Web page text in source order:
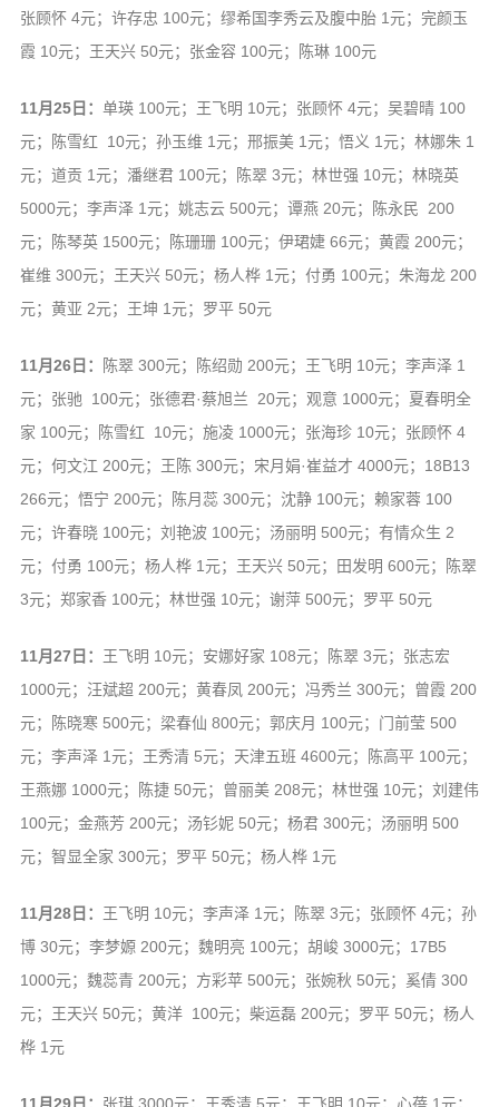
张顾怀 4元；许存忠 100元；缪希国李秀云及腹中胎 1元；完颜玉
霞 10元；王天兴 50元；张金容 100元；陈琳 100元
11月25日： 单瑛 100元；王飞明 10元；张顾怀 4元；吴碧晴 100
元；陈雪红 10元；孙玉维 1元；邢振美 1元；悟义 1元；林娜朱 1
元；道贡 1元；潘继君 100元；陈翠 3元；林世强 10元；林晓英
5000元；李声泽 1元；姚志云 500元；谭燕 20元；陈永民 200
元；陈琴英 1500元；陈珊珊 100元；伊珺婕 66元；黄霞 200元；
崔维 300元；王天兴 50元；杨人桦 1元；付勇 100元；朱海龙 200
元；黄亚 2元；王坤 1元；罗平 50元
11月26日：
陈翠 300元；陈绍勋 200元；王飞明 10元；李声泽 1
元；张驰 100元；张德君·蔡旭兰 20元；观意 1000元；夏春明全
家 100元；陈雪红 10元；施凌 1000元；张海珍 10元；张顾怀 4
元；何文江 200元；王陈 300元；宋月娟·崔益才 4000元；18B13
266元；悟宁 200元；陈月蕊 300元；沈静 100元；赖家蓉 100
元；许春晓 100元；刘艳波 100元；汤丽明 500元；有情众生 2
元；付勇 100元；杨人桦 1元；王天兴 50元；田发明 600元；陈翠
3元；郑家香 100元；林世强 10元；谢萍 500元；罗平 50元
11月27日： 王飞明 10元；安娜好家 108元；陈翠 3元；张志宏
1000元；汪斌超 200元；黄春凤 200元；冯秀兰 300元；曾霞 200
元；陈晓寒 500元；梁春仙 800元；郭庆月 100元；门前莹 500
元；李声泽 1元；王秀清 5元；天津五班 4600元；陈高平 100元；
王燕娜 1000元；陈捷 50元；曾丽美 208元；林世强 10元；刘建伟
100元；金燕芳 200元；汤钐妮 50元；杨君 300元；汤丽明 500
元；智显全家 300元；罗平 50元；杨人桦 1元
11月28日： 王飞明 10元；李声泽 1元；陈翠 3元；张顾怀 4元；孙
博 30元；李梦嫄 200元；魏明亮 100元；胡峻 3000元；17B5
1000元；魏蕊青 200元；方彩苹 500元；张婉秋 50元；奚倩 300
元；王天兴 50元；黄洋 100元；柴运磊 200元；罗平 50元；杨人
桦 1元